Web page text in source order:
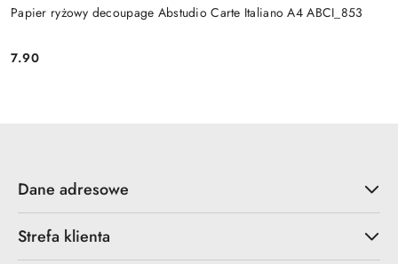
Papier ryżowy decoupage Abstudio Carte Italiano A4 ABCI_853
Cena:
7.90
Dane adresowe
Strefa klienta